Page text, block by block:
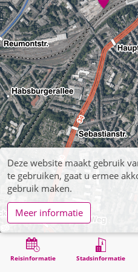
Reisinformatie Stadsinformatie
Deze website maakt gebruik
te gebruiken, gaat u ermee
gebruik maken.
Meer informatie